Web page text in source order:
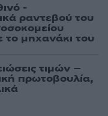
-
ραντεβού του
μηχανάκι του
τιμών –
πρωτοβουλία,